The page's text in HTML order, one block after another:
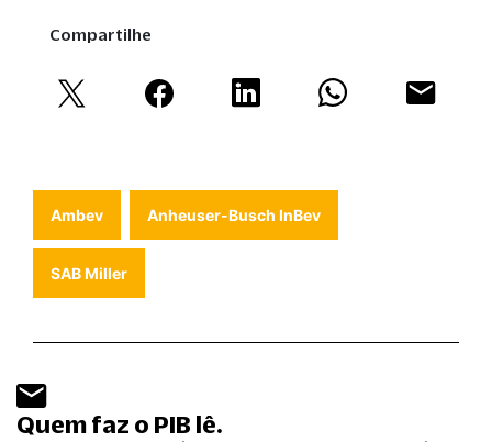
Compartilhe
Ambev Anheuser-Busch InBev
SAB Miller
Quem faz o PIB lê.